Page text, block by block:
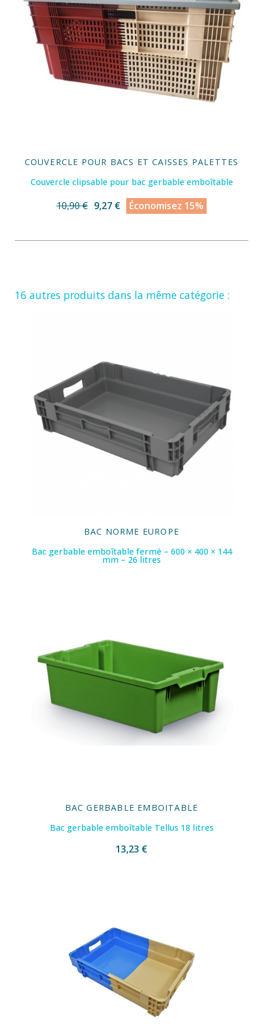
COUVERCLE POUR BACS ET CAISSES PALETTES
Couvercle clipsable pour bac gerbable emboîtable
10,90 € 9,27 € Économisez 15%
16 autres produits dans la même catégorie :
BAC NORME EUROPE
Bac gerbable emboîtable fermé – 600 × 400 × 144
mm – 26 litres
BAC GERBABLE EMBOITABLE
Bac gerbable emboîtable Tellus 18 litres
13,23 €